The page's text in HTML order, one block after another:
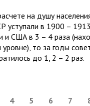
на душу
уступали в 1900 – 1913
и США в 3 – 4 раза
то за годы
до 1, 2 – 2 раз.
4 5 6 7